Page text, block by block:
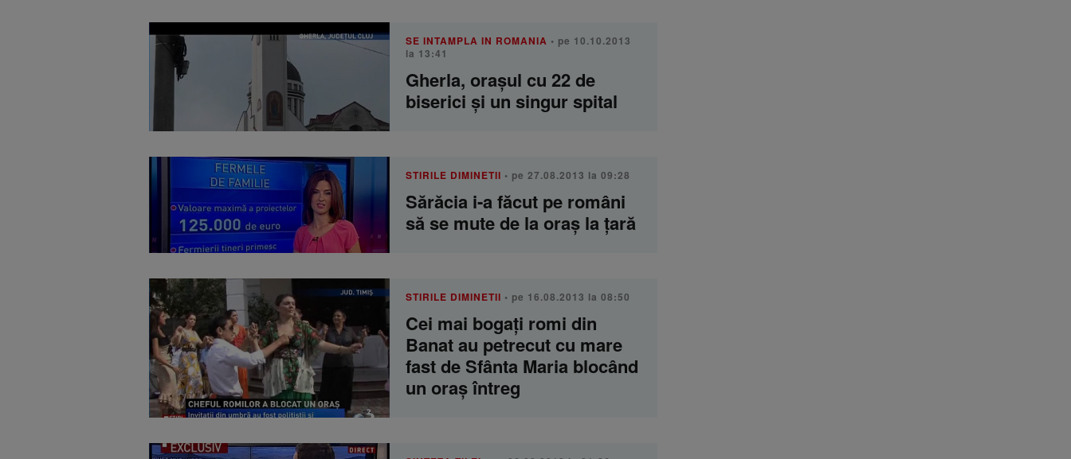
SE INTAMPLA IN ROMANIA • pe 10.10.2013
la 13:41
Gherla, oraşul cu 22 de
biserici şi un singur spital
STIRILE DIMINETII • pe 27.08.2013 la 09:28
Sărăcia i-a făcut pe români
să se mute de la oraș la țară
STIRILE DIMINETII • pe 16.08.2013 la 08:50
Cei mai bogaţi romi din
Banat au petrecut cu mare
fast de Sfânta Maria blocând
un oraș întreg